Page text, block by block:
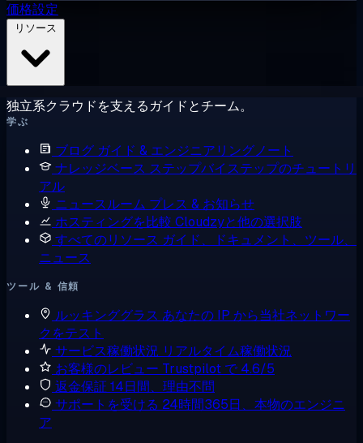
価格設定
独立系クラウドを支えるガイドとチーム。
学ぶ
ブログ ガイド & エンジニアリングノート
ナレッジベース ステップバイステップのチュートリ
アル
ニュースルーム プレス & お知らせ
ホスティングを比較 Cloudzyと他の選択肢
すべてのリソース ガイド、ドキュメント、ツール、
ニュース
ツール & 信頼
ルッキンググラス あなたの IP から当社ネットワー
クをテスト
サービス稼働状況 リアルタイム稼働状況
お客様のレビュー Trustpilot で 4.6/5
返金保証 14日間、理由不問
サポートを受ける 24時間365日、本物のエンジニ
ア